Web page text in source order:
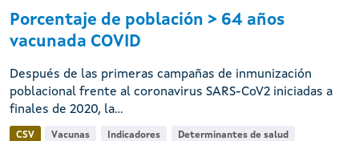
Porcentaje de población > 64 años
vacunada COVID
Después de las primeras campañas de inmunización
poblacional frente al coronavirus SARS-CoV2 iniciadas a
finales de 2020, la...
CSV Vacunas Indicadores Determinantes de salud